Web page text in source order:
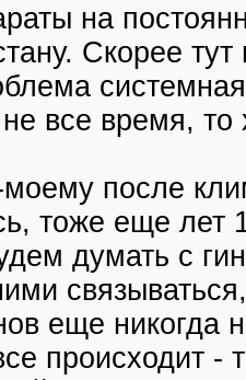
на
Скорее
все время,
после
тоже еще лет
думать с
еще никогда
происходит